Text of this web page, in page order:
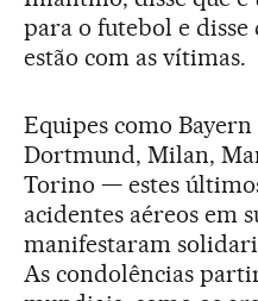
para o futebol e disse
estão com as vítimas.
Equipes como
Dortmund, Milan,
Torino — estes
acidentes aéreos em
manifestaram
As condolências